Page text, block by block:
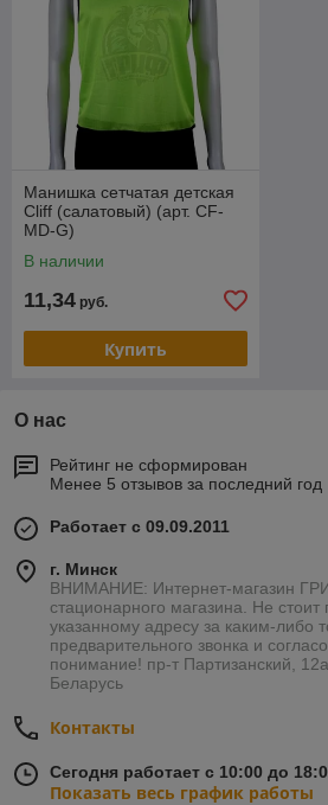
Манишка сетчатая детская
Cliff (салатовый) (арт. CF-
MD-G)
В наличии
11,34 руб.
Купить
О нас
Рейтинг не сформирован
Менее 5 отзывов за последний год
Работает с 09.09.2011
г. Минск
ВНИМАНИЕ: Интернет-магазин
стационарного магазина. Не стоит
указанному адресу за каким-либо
предварительного звонка и
понимание! пр-т Партизанский,
Беларусь
Контакты
Сегодня работает с 10:00 до
Показать весь график работы